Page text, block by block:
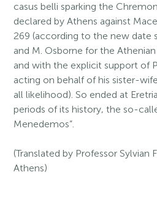
casus belli sparking the
declared by Athens against
269 (according to the new date
and M. Osborne for the
and with the explicit support of
acting on behalf of his sister-
all likelihood). So ended at
periods of its history, the so-
Menedemos”.
(Translated by Professor Sylvian
Athens)